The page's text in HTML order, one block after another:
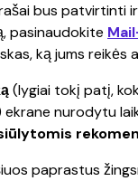
bus patvirtinti
pasinaudokite
ką jums reikės
(lygiai tokį patį,
ekrane nurodytu
paprastus